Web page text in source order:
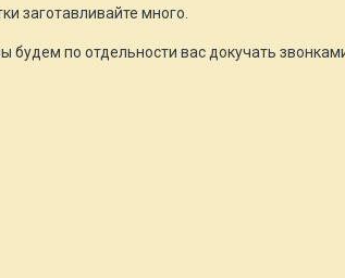
заготавливайте много.
будем по отдельности вас докучать